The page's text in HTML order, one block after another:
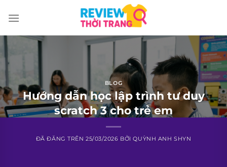
đến
dung
BLOG
Hướng dẫn học lập trình tư duy
scratch 3 cho trẻ em
ĐÃ ĐĂNG TRÊN 25/03/2026 BỞIQUỲNH ANH SHYN